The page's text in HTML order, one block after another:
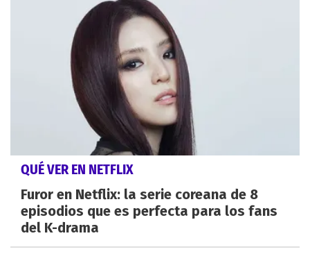
QUÉ VER EN NETFLIX
Furor en Netflix: la serie coreana de 8
episodios que es perfecta para los fans
del K-drama